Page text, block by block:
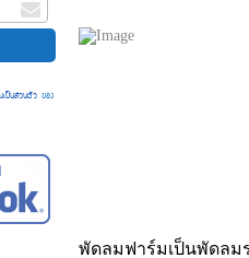
เป็นส่วนตัวของ
พัดลมฟาร์มเป็นพัดลม